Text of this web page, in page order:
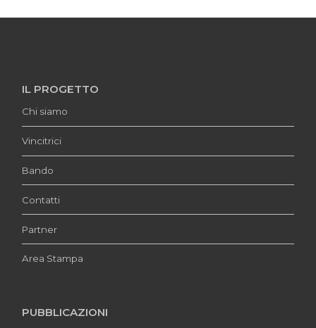
IL PROGETTO
Chi siamo
Vincitrici
Bando
Contatti
Partner
Area Stampa
PUBBLICAZIONI